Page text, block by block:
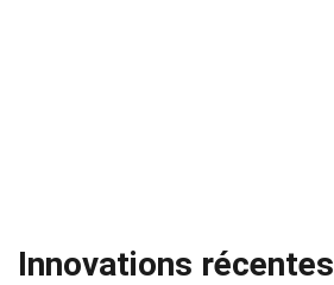
Innovations récentes